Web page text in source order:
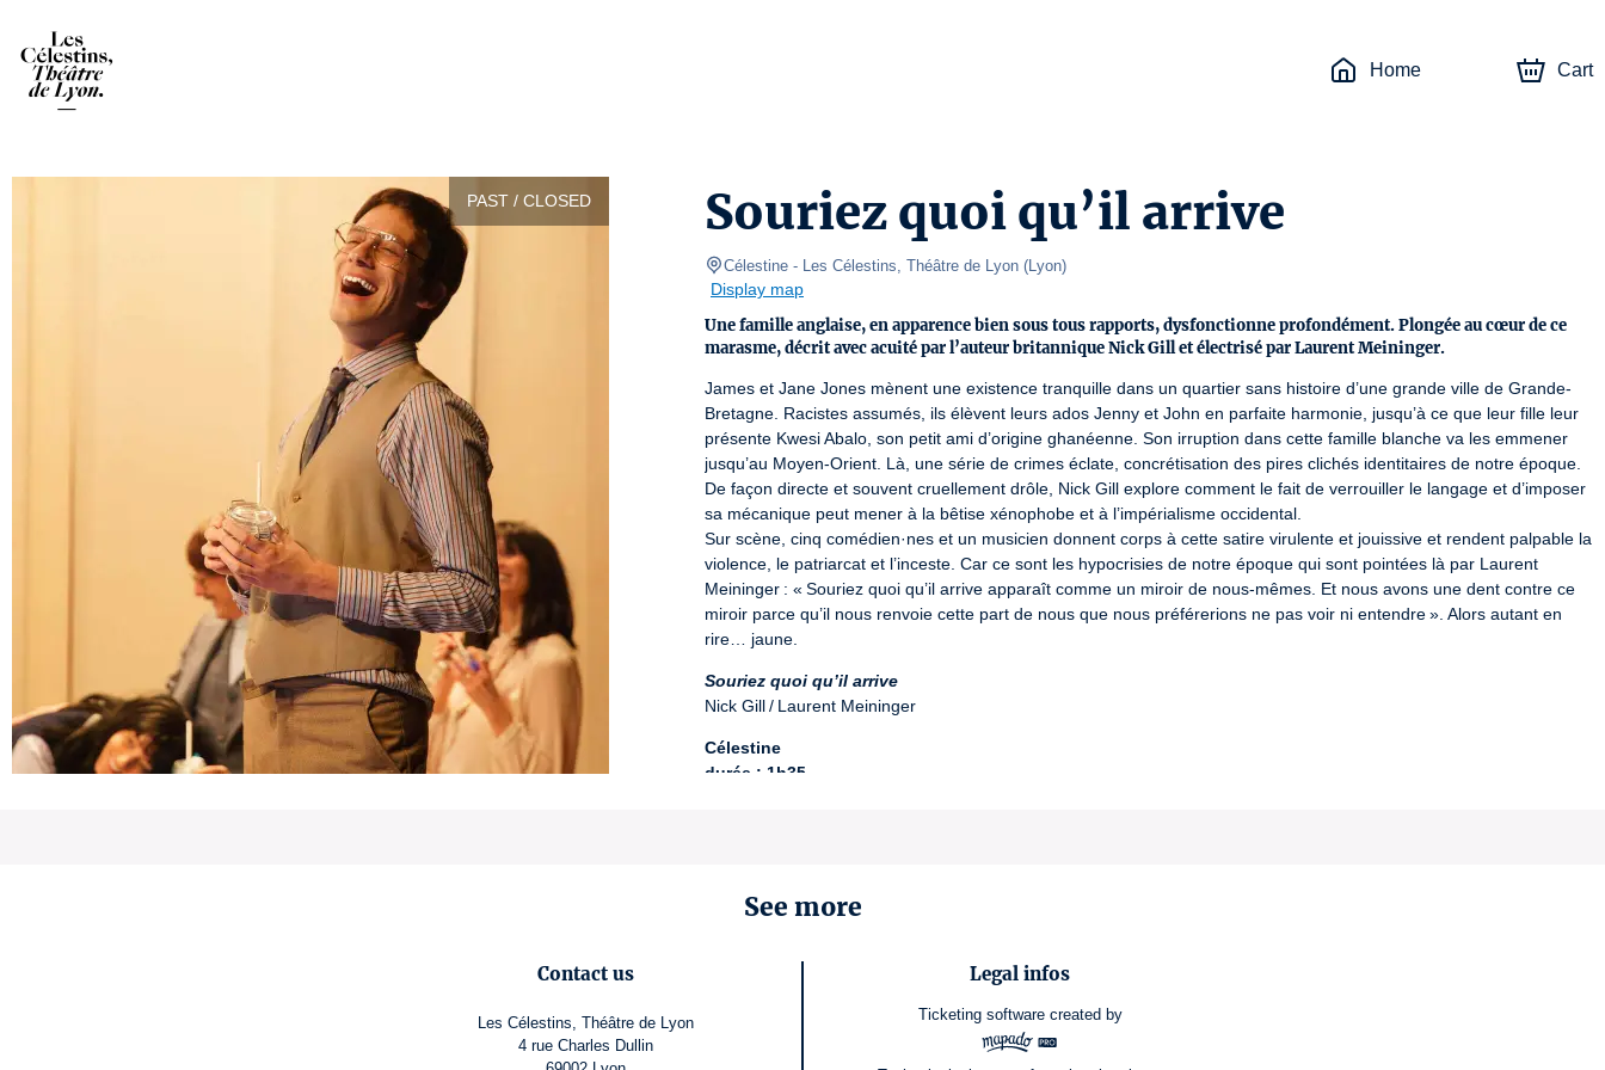
Home Cart
PAST / CLOSED Souriez quoi qu’il arrive
Célestine - Les Célestins, Théâtre de Lyon (Lyon)
Display map
Une famille anglaise, en apparence bien sous tous rapports, dysfonctionne profondément. Plongée au cœur de ce
marasme, décrit avec acuité par l’auteur britannique Nick Gill et électrisé par Laurent Meininger.
James et Jane Jones mènent une existence tranquille dans un quartier sans histoire d’une grande ville de Grande-
Bretagne. Racistes assumés, ils élèvent leurs ados Jenny et John en parfaite harmonie, jusqu’à ce que leur fille leur
présente Kwesi Abalo, son petit ami d’origine ghanéenne. Son irruption dans cette famille blanche va les emmener
jusqu’au Moyen-Orient. Là, une série de crimes éclate, concrétisation des pires clichés identitaires de notre époque.
De façon directe et souvent cruellement drôle, Nick Gill explore comment le fait de verrouiller le langage et d’imposer
sa mécanique peut mener à la bêtise xénophobe et à l’impérialisme occidental.
Sur scène, cinq comédien·nes et un musicien donnent corps à cette satire virulente et jouissive et rendent palpable la
violence, le patriarcat et l’inceste. Car ce sont les hypocrisies de notre époque qui sont pointées là par Laurent
Meininger : « Souriez quoi qu’il arrive apparaît comme un miroir de nous-mêmes. Et nous avons une dent contre ce
miroir parce qu’il nous renvoie cette part de nous que nous préférerions ne pas voir ni entendre ». Alors autant en
rire… jaune.
Souriez quoi qu’il arrive
Nick Gill / Laurent Meininger
Célestine
durée : 1h35
See more
Contact us
Les Célestins, Théâtre de Lyon
4 rue Charles Dullin
Legal infos
Ticketing software created by